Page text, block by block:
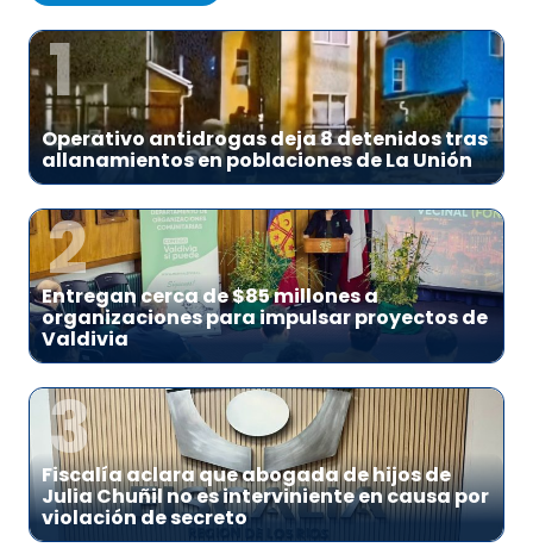
1
Operativo antidrogas deja 8 detenidos tras
allanamientos en poblaciones de La Unión
2
Entregan cerca de $85 millones a
organizaciones para impulsar proyectos de
Valdivia
3
Fiscalía aclara que abogada de hijos de
Julia Chuñil no es interviniente en causa por
violación de secreto